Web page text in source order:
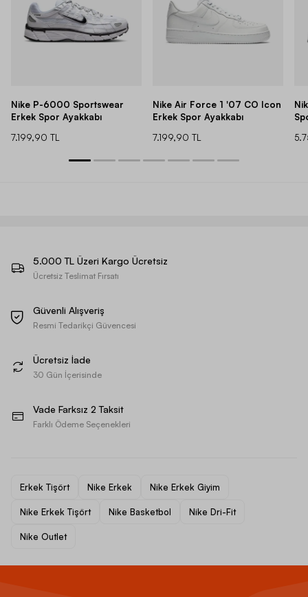
Nike P-6000 Sportswear
Erkek Spor Ayakkabı
7.199,90 TL
Nike Air Force 1 '07 CO Icon
Erkek Spor Ayakkabı
7.199,90 TL
5.000 TL Üzeri Kargo Ücretsiz
Ücretsiz Teslimat Fırsatı
Güvenli Alışveriş
Resmi Tedarikçi Güvencesi
Ücretsiz İade
30 Gün İçerisinde
Vade Farksız 2 Taksit
Farklı Ödeme Seçenekleri
Erkek Tişört Nike Erkek Nike Erkek Giyim
Nike Erkek Tişört Nike Basketbol Nike Dri-Fit
Nike Outlet